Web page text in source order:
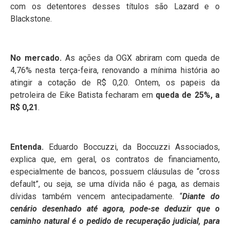
com os detentores desses títulos são Lazard e o
Blackstone.
No mercado. As ações da OGX abriram com queda de
4,76% nesta terça-feira, renovando a mínima história ao
atingir a cotação de R$ 0,20. Ontem, os papeis da
petroleira de Eike Batista fecharam em queda de 25%, a
R$ 0,21.
Entenda. Eduardo Boccuzzi, da Boccuzzi Associados,
explica que, em geral, os contratos de financiamento,
especialmente de bancos, possuem cláusulas de “cross
default”, ou seja, se uma dívida não é paga, as demais
dívidas também vencem antecipadamente. “Diante do
cenário desenhado até agora, pode-se deduzir que o
caminho natural é o pedido de recuperação judicial, para